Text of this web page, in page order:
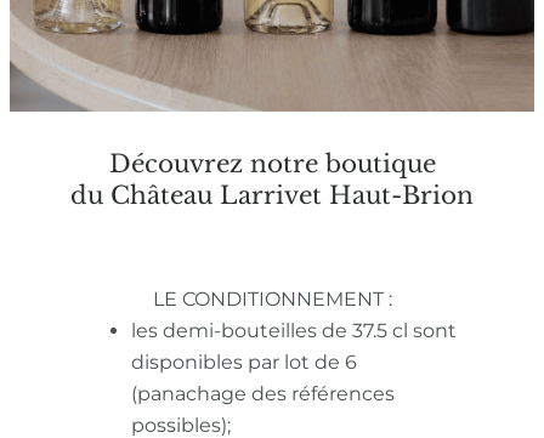
Découvrez notre boutique
du Château Larrivet Haut-Brion
LE CONDITIONNEMENT :
les demi-bouteilles de 37.5 cl sont
disponibles par lot de 6
(panachage des références
possibles);